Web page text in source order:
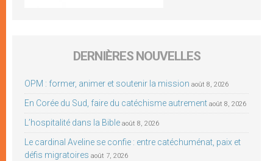
DERNIÈRES NOUVELLES
OPM : former, animer et soutenir la mission août 8, 2026
En Corée du Sud, faire du catéchisme autrement août 8, 2026
L’hospitalité dans la Bible août 8, 2026
Le cardinal Aveline se confie : entre catéchuménat, paix et
défis migratoires août 7, 2026